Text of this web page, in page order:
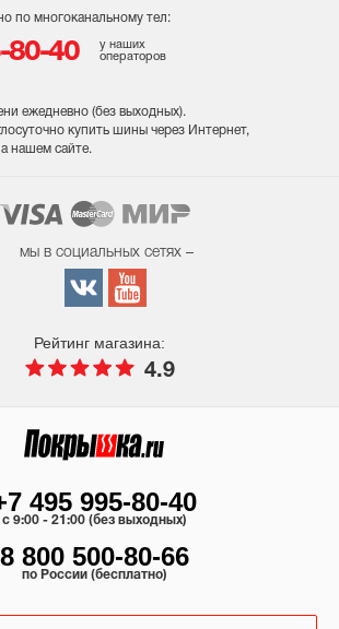
по многоканальному тел:
80-40
у наших
операторов
ежедневно (без выходных).
купить шины через Интернет,
нашем сайте.
мы в социальных сетях –
Рейтинг магазина:
4.9
495 995-80-40
c 9:00 - 21:00 (без выходных)
8 800 500-80-66
по России (бесплатно)